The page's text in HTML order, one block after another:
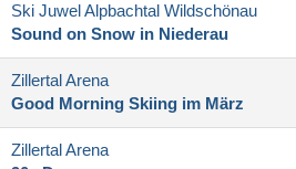
Ski Juwel Alpbachtal Wildschönau
Sound on Snow in Niederau
Zillertal Arena
Good Morning Skiing im März
Zillertal Arena